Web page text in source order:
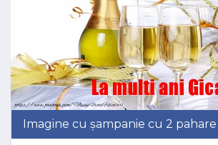
Imagine cu șampanie cu 2